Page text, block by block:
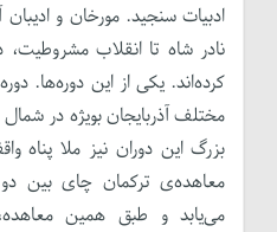
ادبیات سنجید. مورخان و
نادر شاه تا انقلاب
کرده‌اند. یکی از این دوره‌ها.
مختلف آذربایجان بویژه در
بزرگ این دوران نیز ملا پناه
معاهده‌ی ترکمان چای بین
می‌یابد و طبق همین